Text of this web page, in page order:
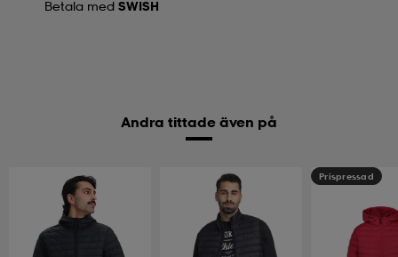
Betala med SWISH
Andra tittade även på
Prispressad